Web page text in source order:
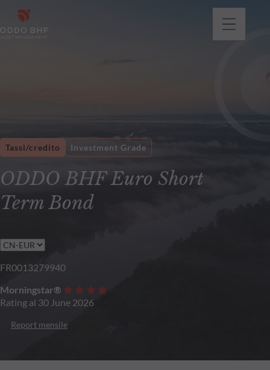
ODDO BHF Euro Short
Term Bond
Tassi/credito Investment Grade
FR0013279940
Morningstar®
Rating al 30 June 2026
Report mensile